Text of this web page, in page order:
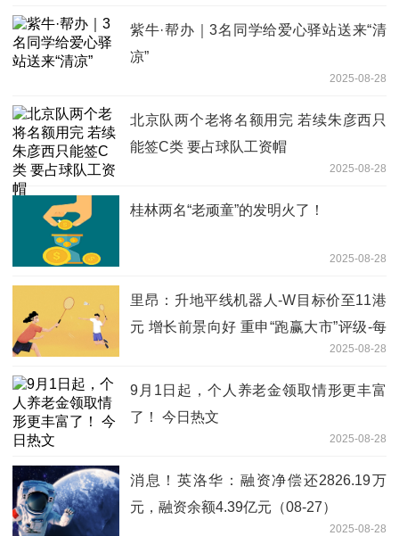
紫牛·帮办｜3名同学给爱心驿站送来“清
凉”
2025-08-28
北京队两个老将名额用完 若续朱彦西只
能签C类 要占球队工资帽
2025-08-28
桂林两名“老顽童”的发明火了！
2025-08-28
里昂：升地平线机器人-W目标价至11港
元 增长前景向好 重申“跑赢大市”评级-每
2025-08-28
9月1日起，个人养老金领取情形更丰富
了！ 今日热文
2025-08-28
消息！英洛华：融资净偿还2826.19万
元，融资余额4.39亿元（08-27）
2025-08-28